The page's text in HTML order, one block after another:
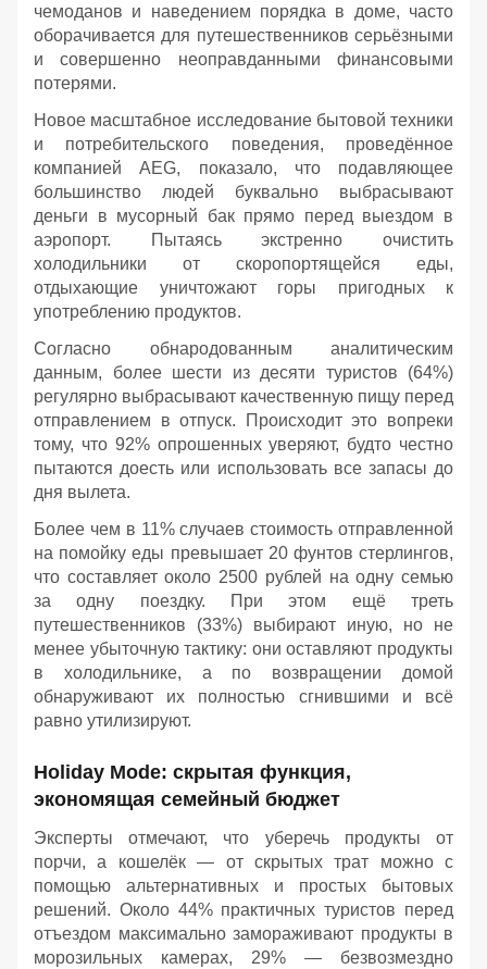
чемоданов и наведением порядка в доме, часто
оборачивается для путешественников серьёзными
и совершенно неоправданными финансовыми
потерями.
Новое масштабное исследование бытовой техники
и потребительского поведения, проведённое
компанией AEG, показало, что подавляющее
большинство людей буквально выбрасывают
деньги в мусорный бак прямо перед выездом в
аэропорт. Пытаясь экстренно очистить
холодильники от скоропортящейся еды,
отдыхающие уничтожают горы пригодных к
употреблению продуктов.
Согласно обнародованным аналитическим
данным, более шести из десяти туристов (64%)
регулярно выбрасывают качественную пищу перед
отправлением в отпуск. Происходит это вопреки
тому, что 92% опрошенных уверяют, будто честно
пытаются доесть или использовать все запасы до
дня вылета.
Более чем в 11% случаев стоимость отправленной
на помойку еды превышает 20 фунтов стерлингов,
что составляет около 2500 рублей на одну семью
за одну поездку. При этом ещё треть
путешественников (33%) выбирают иную, но не
менее убыточную тактику: они оставляют продукты
в холодильнике, а по возвращении домой
обнаруживают их полностью сгнившими и всё
равно утилизируют.
Holiday Mode: скрытая функция,
экономящая семейный бюджет
Эксперты отмечают, что уберечь продукты от
порчи, а кошелёк — от скрытых трат можно с
помощью альтернативных и простых бытовых
решений. Около 44% практичных туристов перед
отъездом максимально замораживают продукты в
морозильных камерах, 29% — безвозмездно